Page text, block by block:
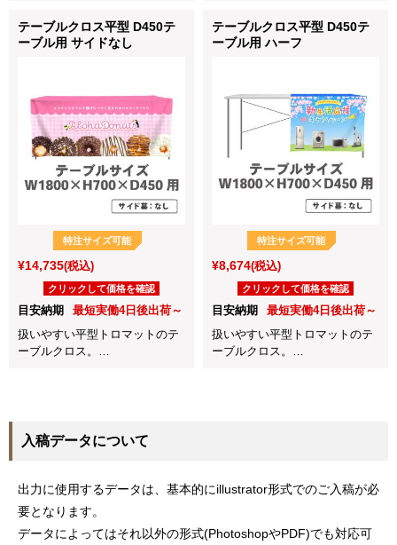
など各種イベントに最適！
など各種イベントに最適！
天板と前面をカバーするシンプ
ルな前掛けタイプのテーブルク
テーブルクロス平型 D450テ
ーブル用 サイドなし
特注サイズ可能
¥14,735(税込)
クリックして価格を確認
目安納期
最短実働4日後出荷～
扱いやすい平型トロマットのテ
ーブルクロス。
ロスです。
テーブルクロス平型 D450テ
ーブル用 ハーフ
特注サイズ可能
¥8,674(税込)
クリックして価格を確認
目安納期
最短実働4日後出荷～
扱いやすい平型トロマットのテ
ーブルクロス。
入稿データについて
出力に使用するデータは、基本的にillustrator形式でのご入稿が必
要となります。
データによってはそれ以外の形式(PhotoshopやPDF)でも対応可